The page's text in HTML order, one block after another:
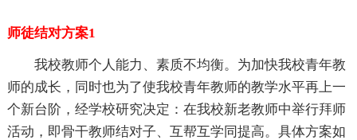
师徒结对方案1
我校教师个人能力、素质不均衡。为加快我校青年教
师的成长，同时也为了使我校青年教师的教学水平再上一
个新台阶，经学校研究决定：在我校新老教师中举行拜师
活动，即骨干教师结对子、互帮互学同提高。具体方案如